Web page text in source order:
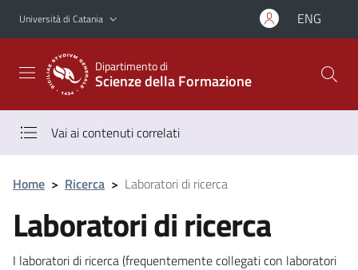
Vai al contenuto principale
Vai al menu di navigazione
Università di Catania ENG
Dipartimento di
Scienze della Formazione
Vai ai contenuti correlati
Home > Ricerca > Laboratori di ricerca
Laboratori di ricerca
I laboratori di ricerca (frequentemente collegati con laboratori